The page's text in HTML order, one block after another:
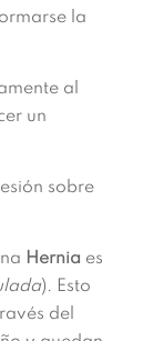
la
al
un
sobre
Hernia es
). Esto
del